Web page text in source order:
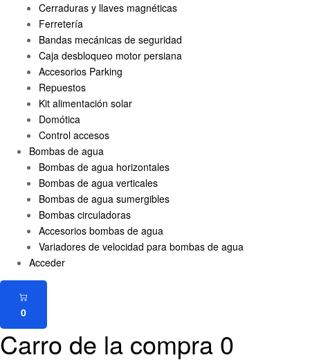
Cerraduras y llaves magnéticas
Ferretería
Bandas mecánicas de seguridad
Caja desbloqueo motor persiana
Accesorios Parking
Repuestos
Kit alimentación solar
Domótica
Control accesos
Bombas de agua
Bombas de agua horizontales
Bombas de agua verticales
Bombas de agua sumergibles
Bombas circuladoras
Accesorios bombas de agua
Variadores de velocidad para bombas de agua
Acceder
0
Carro de la compra 0